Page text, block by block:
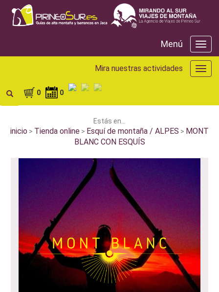
Menú
Menú
Mira
Mira nuestras actividades
0 0
Estás en...
inicio > Tienda online > Esquí de montaña / ALPES > MONT
BLANC CON ESQUÍS